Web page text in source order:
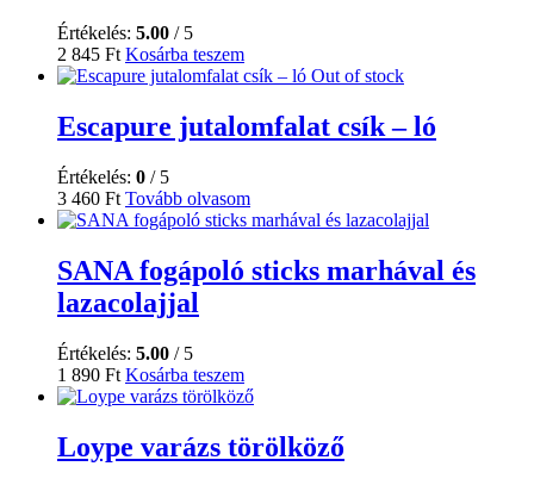
Értékelés: 5.00 / 5
2 845 Ft Kosárba teszem
Out of stock
Escapure jutalomfalat csík – ló
Értékelés: 0 / 5
3 460 Ft Tovább olvasom
SANA fogápoló sticks marhával és
lazacolajjal
Értékelés: 5.00 / 5
1 890 Ft Kosárba teszem
Loype varázs törölköző